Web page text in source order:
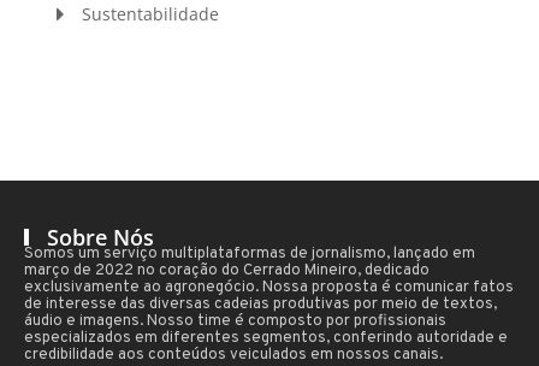
Sustentabilidade
Sobre Nós
Somos um serviço multiplataformas de jornalismo, lançado em
março de 2022 no coração do Cerrado Mineiro, dedicado
exclusivamente ao agronegócio. Nossa proposta é comunicar fatos
de interesse das diversas cadeias produtivas por meio de textos,
áudio e imagens. Nosso time é composto por profissionais
especializados em diferentes segmentos, conferindo autoridade e
credibilidade aos conteúdos veiculados em nossos canais.